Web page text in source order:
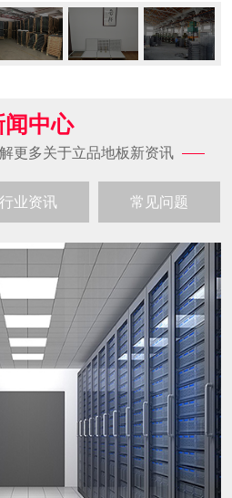
闻中心
更多关于立品地板新资讯
行业资讯 常见问题